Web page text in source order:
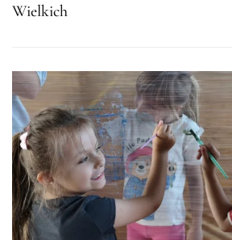
Wielkich